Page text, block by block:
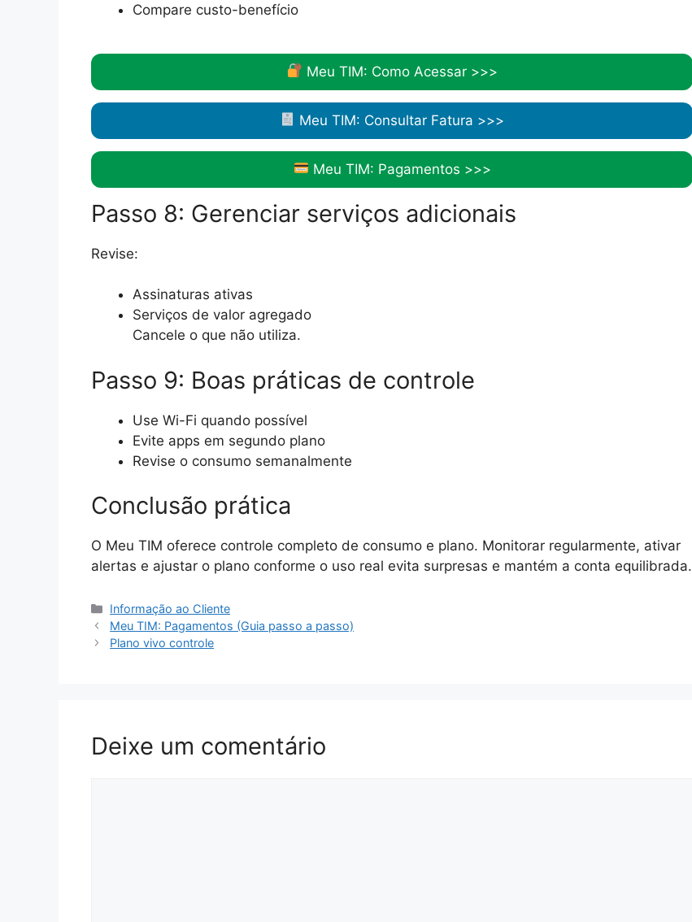
Compare custo-benefício
Meu TIM: Como Acessar >>>
Meu TIM: Consultar Fatura >>>
Meu TIM: Pagamentos >>>
Passo 8: Gerenciar serviços adicionais
Revise:
Assinaturas ativas
Serviços de valor agregado
Cancele o que não utiliza.
Passo 9: Boas práticas de controle
Use Wi-Fi quando possível
Evite apps em segundo plano
Revise o consumo semanalmente
Conclusão prática
O Meu TIM oferece controle completo de consumo e plano. Monitorar regularmente, ativar
alertas e ajustar o plano conforme o uso real evita surpresas e mantém a conta equilibrada.
Categorias
Informação ao Cliente
Meu TIM: Pagamentos (Guia passo a passo)
Plano vivo controle
Deixe um comentário